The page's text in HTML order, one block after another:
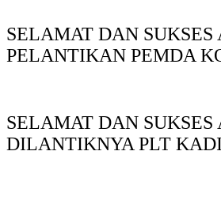
SELAMAT DAN SUKSES
PELANTIKAN PEMDA
SELAMAT DAN SUKSES
DILANTIKNYA PLT